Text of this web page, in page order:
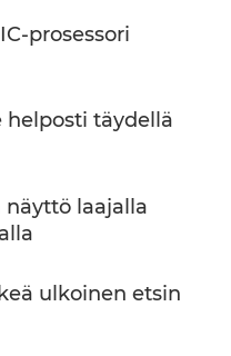
prosessori
helposti täydellä
näyttö laajalla
ulkoinen etsin